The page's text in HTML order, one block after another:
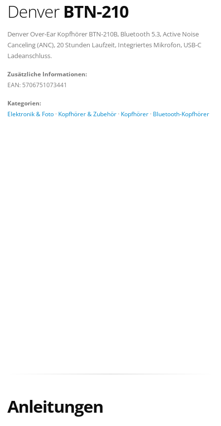
Denver BTN-210
Denver Over-Ear Kopfhörer BTN-210B, Bluetooth 5.3, Active Noise
Canceling (ANC), 20 Stunden Laufzeit, Integriertes Mikrofon, USB-C
Ladeanschluss.
Zusätzliche Informationen:
EAN: 5706751073441
Kategorien:
Elektronik & Foto · Kopfhörer & Zubehör · Kopfhörer · Bluetooth-Kopfhörer
Anleitungen